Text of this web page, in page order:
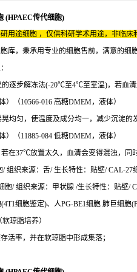
(HPAEC传代细胞)
用途细胞 ，仅供科研学术用途，非临床
库，秉承用专业的细胞售前，满意的细
逐步解冻法(-20℃至4℃至室温)，若血
）（10566-016 高糖DMEM，液体）
均匀，使温度及成分均一，减少沉淀的
）（11885-084 低糖DMEM，液体）
在37℃放置太久，血清会变得混浊，同
组织来源：舌/ 生长特性：贴壁/ CAL-27
胞/ 组织来源：甲状腺 /生长特性：贴壁/
细胞鉴定)、人PG-BE1细胞 肺巨细胞
琼脂培养）
活率，并在软琼脂中形成集落；